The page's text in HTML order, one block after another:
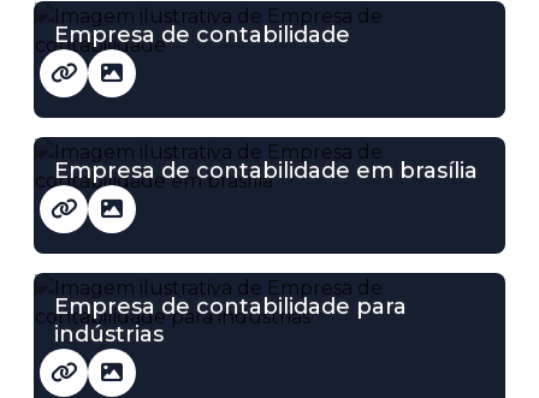
Empresa de contabilidade
Empresa de contabilidade em brasília
Empresa de contabilidade para
indústrias